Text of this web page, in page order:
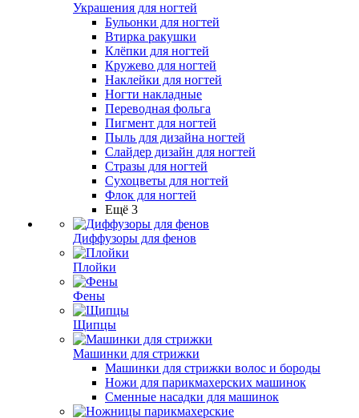
Украшения для ногтей
Бульонки для ногтей
Втирка ракушки
Клёпки для ногтей
Кружево для ногтей
Наклейки для ногтей
Ногти накладные
Переводная фольга
Пигмент для ногтей
Пыль для дизайна ногтей
Слайдер дизайн для ногтей
Стразы для ногтей
Сухоцветы для ногтей
Флок для ногтей
Ещё 3
Диффузоры для фенов
Плойки
Фены
Щипцы
Машинки для стрижки
Машинки для стрижки волос и бороды
Ножи для парикмахерских машинок
Сменные насадки для машинок